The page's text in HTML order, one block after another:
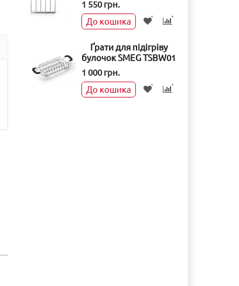
1 550 грн.
До кошика
Ґрати для підігріву
булочок SMEG TSBW01
1 000 грн.
До кошика